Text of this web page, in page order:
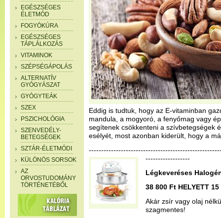
EGÉSZSÉGES
ÉLETMÓD
FOGYÓKÚRA
EGÉSZSÉGES
TÁPLÁLKOZÁS
VITAMINOK
SZÉPSÉGÁPOLÁS
ALTERNATÍV
GYÓGYÁSZAT
GYÓGYTEÁK
SZEX
PSZICHOLÓGIA
SZENVEDÉLY-
BETEGSÉGEK
SZTÁR-ÉLETMÓDI
KÜLÖNÖS SORSOK
AZ
ORVOSTUDOMÁNY
TÖRTÉNETÉBŐL
Eddig is tudtuk, hogy az E-vitaminban
mandula, a mogyoró, a fenyőmag vagy
segítenek csökkenteni a szívbetegségek
esélyét, most azonban kiderült, hogy a
------------------
Légkeveréses
38 800 Ft HELYETT
Akár zsír vagy olaj
szagmentes!